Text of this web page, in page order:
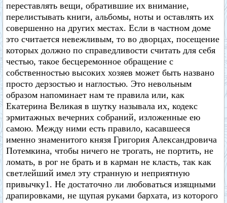
переставлять вещи, обратившие их внимание,
перелистывать книги, альбомы, ноты и оставлять их
совершенно на других местах. Если в частном доме
это считается невежливым, то во дворцах, посещение
которых должно по справедливости считать для себя
честью, такое бесцеремонное обращение с
собственностью высоких хозяев может быть названо
просто дерзостью и наглостью. Это невольным
образом напоминает нам те правила или, как
Екатерина Великая в шутку называла их, кодекс
эрмитажных вечерних собраний, изложенные ею
самою. Между ними есть правило, касавшееся
именно знаменитого князя Григория Александровича
Потемкина, чтобы ничего не трогать, не портить, не
ломать, в рог не брать и в карман не класть, так как
светлейший имел эту странную и неприятную
привычку1. Не достаточно ли любоваться изящными
драпировками, не щупая руками бархата, из которого